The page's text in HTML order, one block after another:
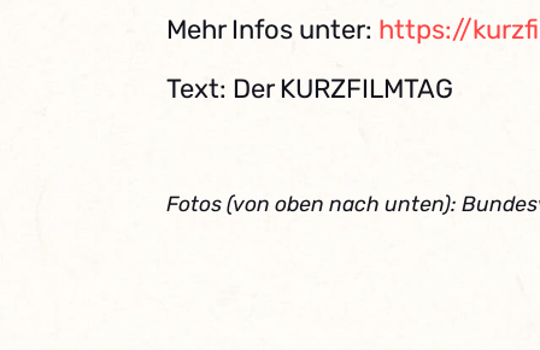
Mehr Infos unter: https://
Text: Der KURZFILMTAG
Fotos (von oben nach unten):